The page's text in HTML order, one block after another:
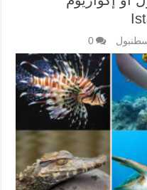
0